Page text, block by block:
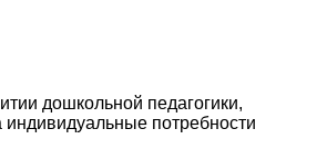
дошкольной педагогики,
потребности